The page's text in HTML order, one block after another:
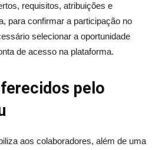
requisitos, atribuições e
para confirmar a participação no
selecionar a oportunidade
de acesso na plataforma.
pelo
aos colaboradores, além de uma